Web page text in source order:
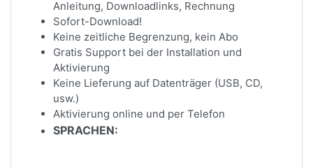
Anleitung, Downloadlinks, Rechnung
Sofort-Download!
Keine zeitliche Begrenzung, kein Abo
Gratis Support bei der Installation und
Aktivierung
Keine Lieferung auf Datenträger (USB, CD,
usw.)
Aktivierung online und per Telefon
SPRACHEN: